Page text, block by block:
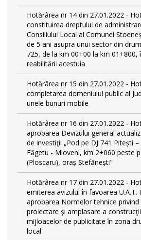
Hotărârea nr 14 din 27.01.2022 -
constituirea dreptului de
Consiliului Local al Comunei
de 5 ani asupra unui sector din
725, de la km 00+00 la km 01+800,
reabilitării acestuia
Hotărârea nr 15 din 27.01.2022 -
completarea domeniului public al
unele bunuri mobile
Hotărârea nr 16 din 27.01.2022 -
aprobarea Devizului general
de investiţii „Pod pe DJ 741 Pitești
Făgetu - Mioveni, km 2+060 peste
(Ploscaru), oraș Ștefănești"
Hotărârea nr 17 din 27.01.2022 -
emiterea avizului în favoarea U.A.T.
aprobarea Normelor tehnice privind
proiectare şi amplasare a
mijloacelor de publicitate în zona
local